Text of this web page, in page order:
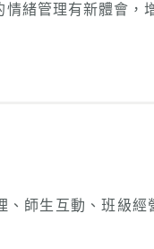
緒管理有新體會
師生互動、班級